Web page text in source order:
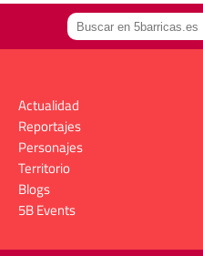
Actualidad
Reportajes
Personajes
Territorio
Blogs
5B Events